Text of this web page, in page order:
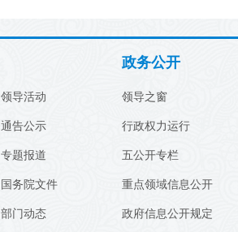
领导活动
通告公示
专题报道
国务院文件
部门动态
政务公开
领导之窗
行政权力运行
五公开专栏
重点领域信息公开
政府信息公开规定